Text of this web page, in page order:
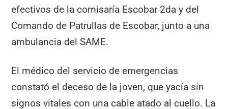
efectivos de la comisaría Escobar 2da y del
Comando de Patrullas de Escobar, junto a una
ambulancia del SAME.
El médico del servicio de emergencias
constató el deceso de la joven, que yacía sin
signos vitales con una cable atado al cuello. La